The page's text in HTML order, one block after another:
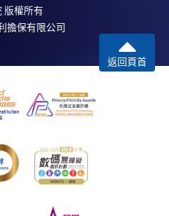
版權所有
擔保有限公司
返回頁首